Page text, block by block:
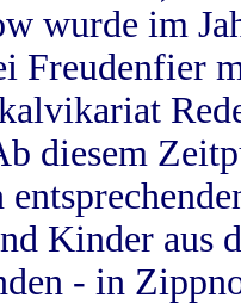
wurde im
Freudenfier
diesem
Kinder aus
- in